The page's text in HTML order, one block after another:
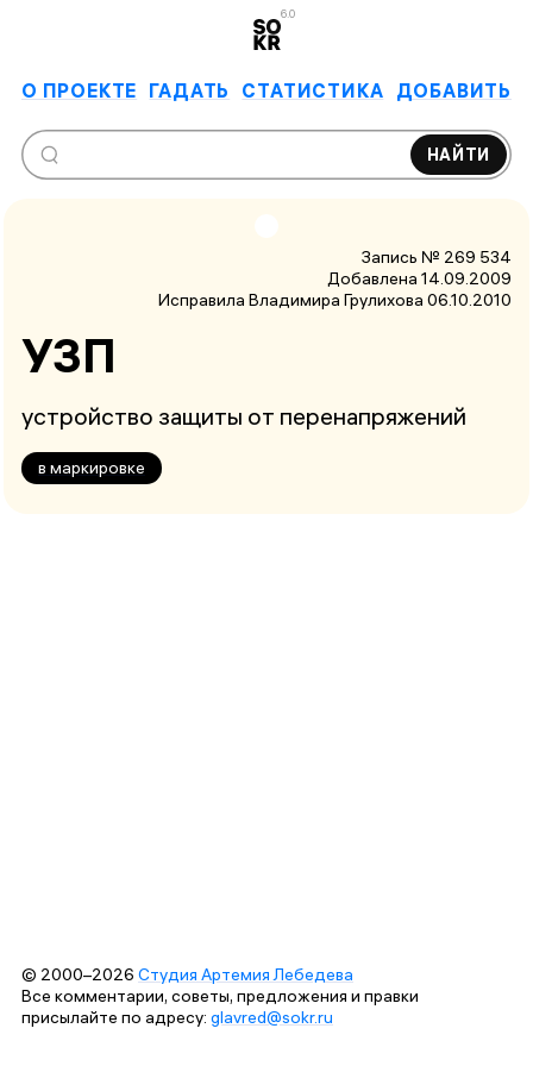
6.0
О ПРОЕКТЕ ГАДАТЬ СТАТИСТИКА ДОБАВИТЬ
НАЙТИ
Запись № 269 534
Добавлена 14.09.2009
Исправила Владимира Грулихова 06.10.2010
УЗП
устройство защиты от перенапряжений
в маркировке
© 2000–2026 Студия Артемия Лебедева
Все комментарии, советы, предложения и правки
присылайте по адресу: glavred@sokr.ru